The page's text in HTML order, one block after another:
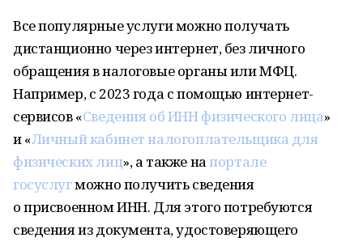
Все популярные услуги можно получать
дистанционно через интернет, без личного
обращения в налоговые органы или МФЦ.
Например, с 2023 года с помощью интернет-
сервисов «Сведения об ИНН физического лица»
и «Личный кабинет налогоплательщика для
физических лиц», а также напортале
госуслугможно получить сведения
о присвоенном ИНН. Для этого потребуются
сведения из документа, удостоверяющего